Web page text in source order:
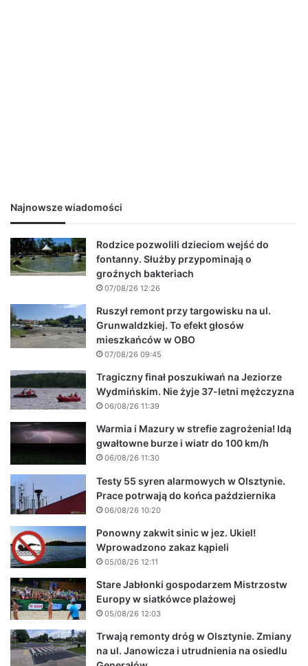
Najnowsze wiadomości
Rodzice pozwolili dzieciom wejść do
fontanny. Służby przypominają o
groźnych bakteriach
07/08/26 12:26
Ruszył remont przy targowisku na ul.
Grunwaldzkiej. To efekt głosów
mieszkańców w OBO
07/08/26 09:45
Tragiczny finał poszukiwań na Jeziorze
Wydmińskim. Nie żyje 37-letni mężczyzna
06/08/26 11:39
Warmia i Mazury w strefie zagrożenia! Idą
gwałtowne burze i wiatr do 100 km/h
06/08/26 11:30
Testy 55 syren alarmowych w Olsztynie.
Prace potrwają do końca października
06/08/26 10:20
Ponowny zakwit sinic w jez. Ukiel!
Wprowadzono zakaz kąpieli
05/08/26 12:11
Stare Jabłonki gospodarzem Mistrzostw
Europy w siatkówce plażowej
05/08/26 12:03
Trwają remonty dróg w Olsztynie. Zmiany
na ul. Janowicza i utrudnienia na osiedlu